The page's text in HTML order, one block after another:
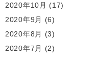
2020年10月 (17)
2020年9月
(6)
2020年8月
(3)
2020年7月
(2)